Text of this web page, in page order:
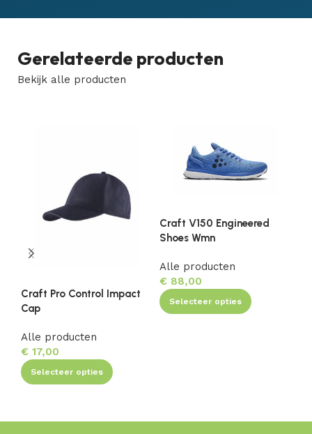
Gerelateerde producten
Bekijk alle producten
Craft Pro Control Impact
Cap
Alle producten
€ 17,00
Selecteer opties
Craft V150 Engineered
Shoes Wmn
Alle producten
€88,00
Selecteer opties